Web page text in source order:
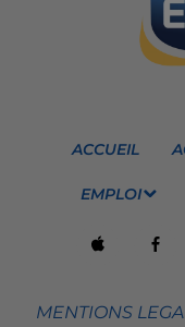
ACCUEIL
EMPLOI
MENTIONS